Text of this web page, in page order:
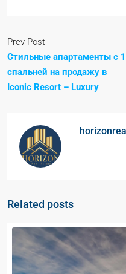
Prev Post
Стильные апартаменты с 1
спальней на продажу в
Iconic Resort – Luxury
Related posts